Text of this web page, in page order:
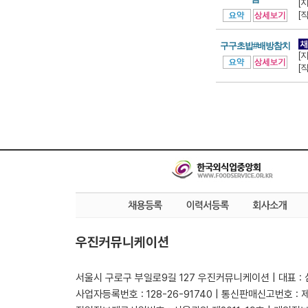
[
[
구구초밥#배방참치
[
[
우진커뮤니케이션
서울시 구로구 부일로9길 127 우진커뮤니케이션 | 대표 :
사업자등록번호 : 128-26-91740 | 통신판매신고번호 :